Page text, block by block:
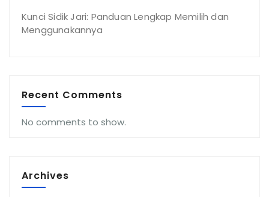
Kunci Sidik Jari: Panduan Lengkap Memilih dan
Menggunakannya
Recent Comments
No comments to show.
Archives